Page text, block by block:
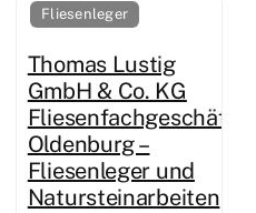
Fliesenleger
Thomas Lustig
GmbH & Co. KG
Fliesenfachgeschäft
Oldenburg –
Fliesenleger und
Natursteinarbeiten